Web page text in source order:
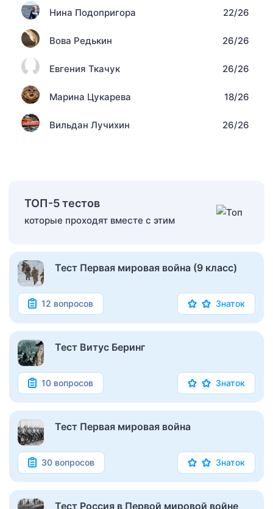
Нина Подопригора 22/26
Вова Редькин 26/26
Евгения Ткачук 26/26
Марина Цукарева 18/26
Вильдан Лучихин 26/26
ТОП-5 тестов
которые проходят вместе с этим
Тест Первая мировая война (9 класс)
12 вопросов Знаток
Тест Витус Беринг
10 вопросов Знаток
Тест Первая мировая война
30 вопросов Знаток
Тест Россия в Первой мировой войне